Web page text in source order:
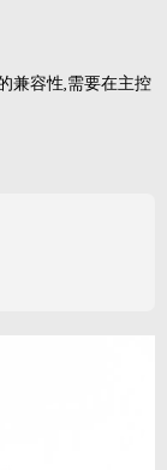
兼容性,需要在主控